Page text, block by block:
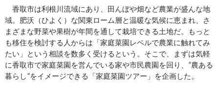
香取市は利根川流域にあり、田んぼや畑など農業が盛んな地
域。肥沃（ひよく）な関東ローム層と温暖な気候に恵まれ、さ
まざまな野菜や果樹が年間を通して栽培できる土地だ。もっと
も移住を検討する人からは「家庭菜園レベルで農業に触れてみ
たい」という相談を数多く受けるという。そこで、まずは気軽
に香取市で家庭菜園を営んでいる家や市民農園を回り、”農ある
暮らし”をイメージできる「家庭菜園ツアー」を企画した。